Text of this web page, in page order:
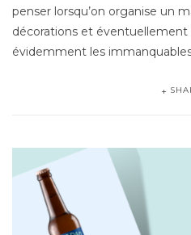
penser lorsqu’on organise un
décorations et éventuellement
évidemment les